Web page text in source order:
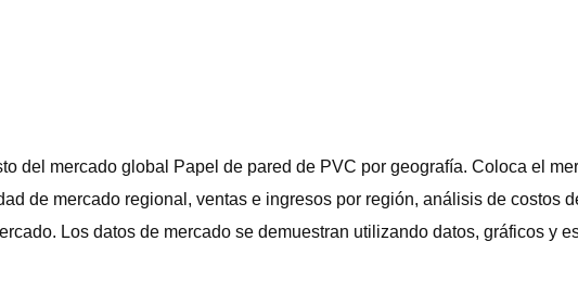
del mercado global Papel de pared de PVC por geografía. Coloca el
de mercado regional, ventas e ingresos por región, análisis de costos
Los datos de mercado se demuestran utilizando datos, gráficos y